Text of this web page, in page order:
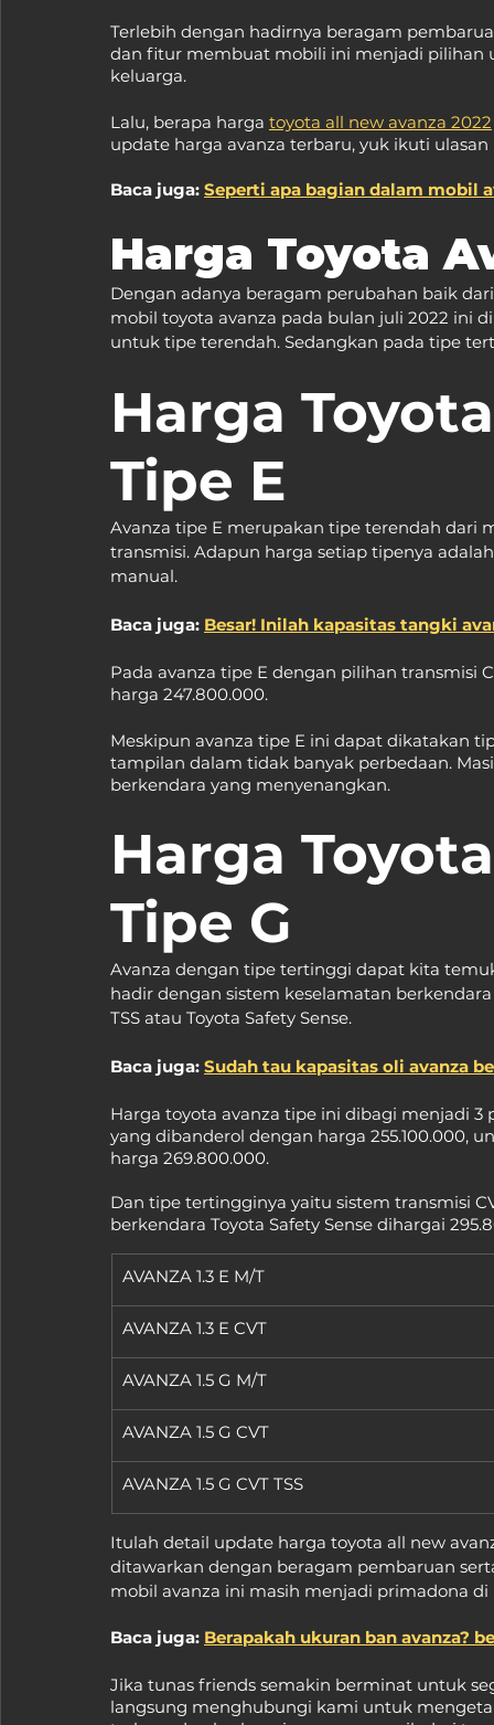
Terlebih dengan hadirnya beragam
dan fitur membuat mobili ini menjadi pilihan
keluarga.
Lalu, berapa harga toyota all new avanza 2022
update harga avanza terbaru, yuk ikuti
Baca juga: Seperti apa bagian dalam mobil
Harga Toyota
Dengan adanya beragam perubahan baik
mobil toyota avanza pada bulan juli 2022 ini
untuk tipe terendah. Sedangkan pada tipe
Harga
Tipe E
Avanza tipe E merupakan tipe terendah dari
transmisi. Adapun harga setiap tipenya
manual.
Baca juga: Besar! Inilah kapasitas tangki
Pada avanza tipe E dengan pilihan transmisi
harga 247.800.000.
Meskipun avanza tipe E ini dapat dikatakan
tampilan dalam tidak banyak perbedaan.
berkendara yang menyenangkan.
Harga
Tipe G
Avanza dengan tipe tertinggi dapat kita
hadir dengan sistem keselamatan
TSS atau Toyota Safety Sense.
Baca juga: Sudah tau kapasitas oli avanza
Harga toyota avanza tipe ini dibagi menjadi
yang dibanderol dengan harga 255.100.000,
harga 269.800.000.
Dan tipe tertingginya yaitu sistem transmisi
berkendara Toyota Safety Sense dihargai
AVANZA 1.3 E M/T
AVANZA 1.3 E CVT
AVANZA 1.5 G M/T
AVANZA 1.5 G CVT
AVANZA 1.5 G CVT TSS
Itulah detail update harga toyota all new
ditawarkan dengan beragam pembaruan
mobil avanza ini masih menjadi primadona di
Baca juga: Berapakah ukuran ban avanza?
Jika tunas friends semakin berminat untuk
langsung menghubungi kami untuk